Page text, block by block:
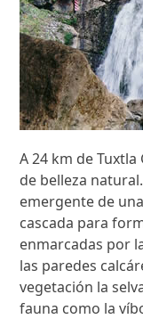
A 24 km de
de belleza
emergente de
cascada para
enmarcadas por
las paredes
vegetación la
fauna como la